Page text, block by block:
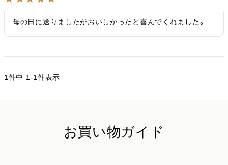
母の日に送りましたがおいしかったと喜んでくれました。
1件中 1-1件表示
お買い物ガイド